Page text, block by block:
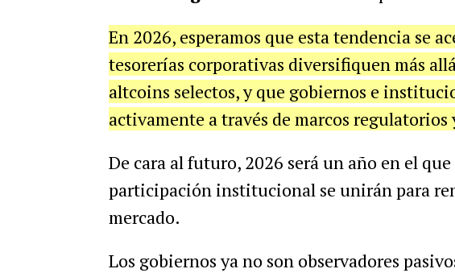
En 2026, esperamos que esta tendencia se
tesorerías corporativas diversifiquen más
altcoins selectos, y que gobiernos e
activamente a través de marcos
De cara al futuro, 2026 será un año en el
participación institucional se unirán para
mercado.
Los gobiernos ya no son observadores